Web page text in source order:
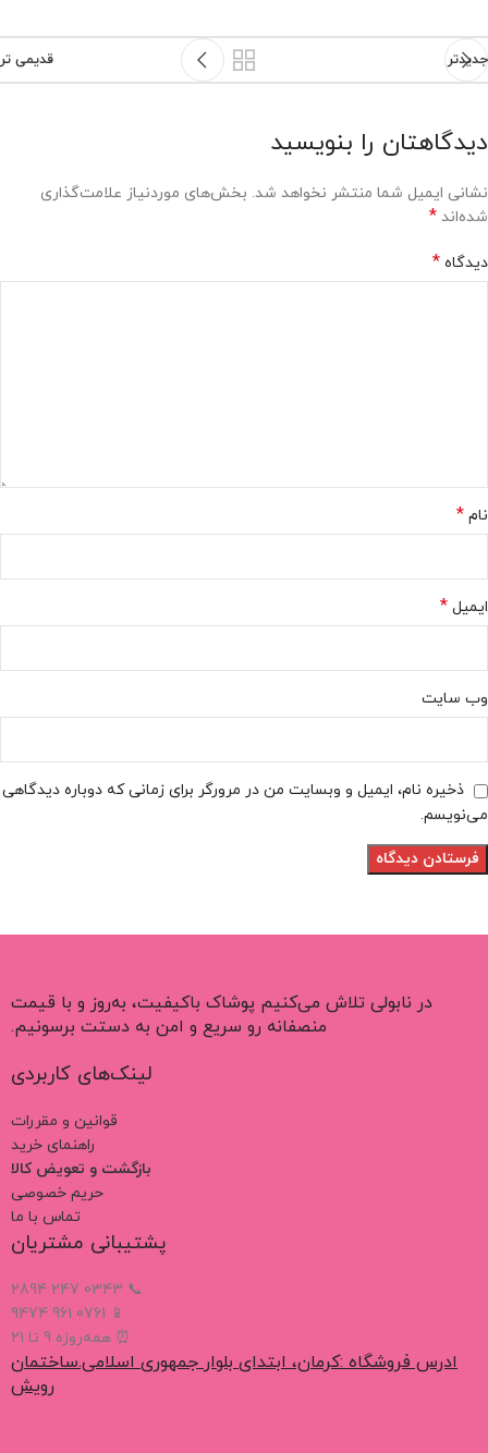
جدیدتر قدیمی تر
دیدگاهتان را بنویسید
نشانی ایمیل شما منتشر نخواهد شد. بخش‌های موردنیاز علامت‌گذاری
شده‌اند *
دیدگاه *
نام *
ایمیل *
وب‌ سایت
ذخیره نام، ایمیل و وبسایت من در مرورگر برای زمانی که دوباره دیدگاهی
می‌نویسم.
در نابولی تلاش می‌کنیم پوشاک باکیفیت، به‌روز و با قیمت
منصفانه رو سریع و امن به دستت برسونیم.
لینک‌های کاربردی
قوانین و مقررات
راهنمای خرید
بازگشت و تعویض کالا
حریم خصوصی
تماس با ما
پشتیبانی مشتریان
📞 0343 247 2894
📱 0761 961 9474
⏰ همه‌روزه 9 تا 21
ادرس فروشگاه :کرمان، ابتدای بلوار جمهوری اسلامی.ساختمان
رویش